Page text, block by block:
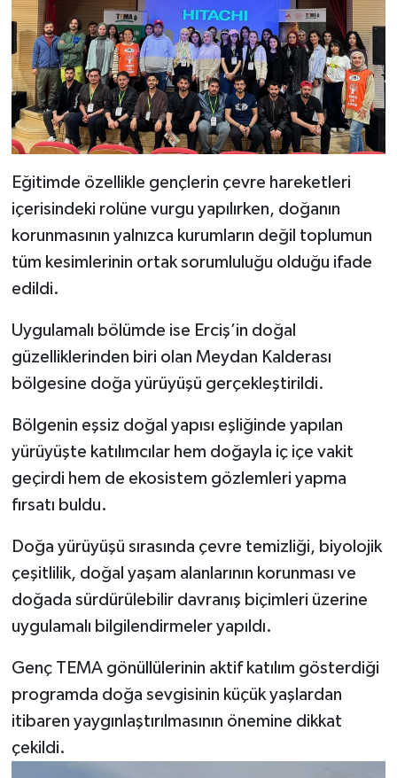
Eğitimde özellikle gençlerin çevre hareketleri
içerisindeki rolüne vurgu yapılırken, doğanın
korunmasının yalnızca kurumların değil toplumun
tüm kesimlerinin ortak sorumluluğu olduğu ifade
edildi.
Uygulamalı bölümde ise Erciş’in doğal
güzelliklerinden biri olan Meydan Kalderası
bölgesine doğa yürüyüşü gerçekleştirildi.
Bölgenin eşsiz doğal yapısı eşliğinde yapılan
yürüyüşte katılımcılar hem doğayla iç içe vakit
geçirdi hem de ekosistem gözlemleri yapma
fırsatı buldu.
Doğa yürüyüşü sırasında çevre temizliği, biyolojik
çeşitlilik, doğal yaşam alanlarının korunması ve
doğada sürdürülebilir davranış biçimleri üzerine
uygulamalı bilgilendirmeler yapıldı.
Genç TEMA gönüllülerinin aktif katılım gösterdiği
programda doğa sevgisinin küçük yaşlardan
itibaren yaygınlaştırılmasının önemine dikkat
çekildi.